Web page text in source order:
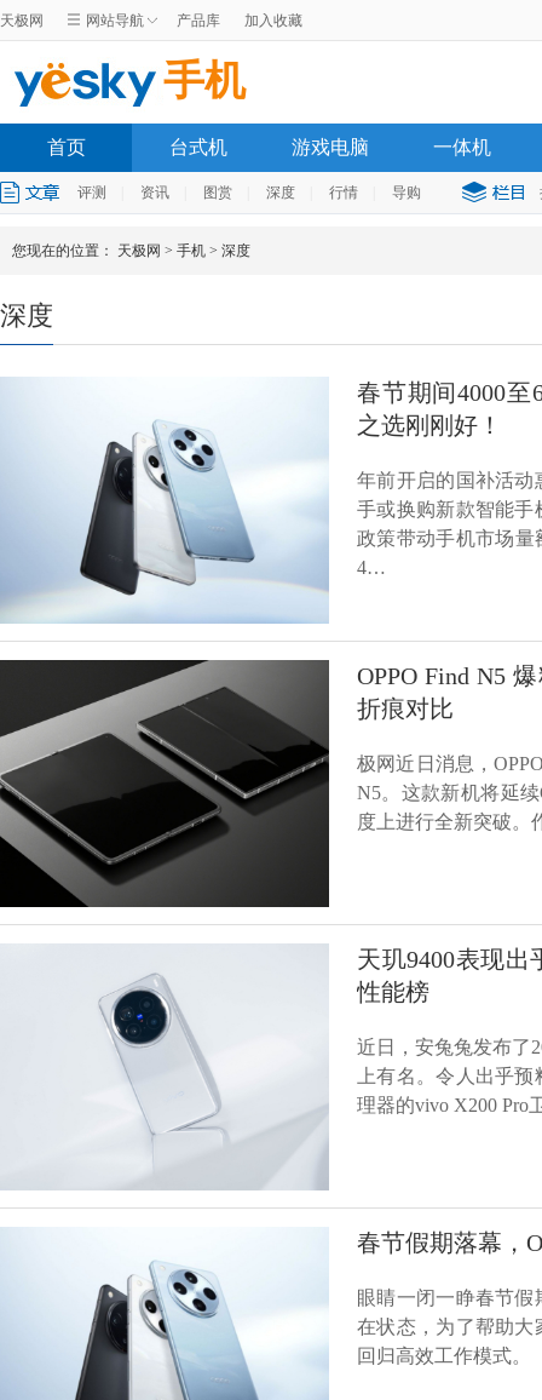
天极网 网站导航 产品库 加入收藏
手机
首页 台式机 游戏电脑 一体机
评测 资讯 图赏 深度 行情 导购
您现在的位置： 天极网 > 手机 > 深度
深度
春节期间4000至
之选刚刚好！
年前开启的国补活动
手或换购新款智能手
政策带动手机市场量
4…
OPPO Find N5
折痕对比
极网近日消息，
N5。这款新机将延
度上进行全新突破。
天玑9400表现出
性能榜
近日，安兔兔发布了
上有名。令人出乎
理器的vivo X200
春节假期落幕，
眼睛一闭一睁春节
在状态，为了帮助大
回归高效工作模式。